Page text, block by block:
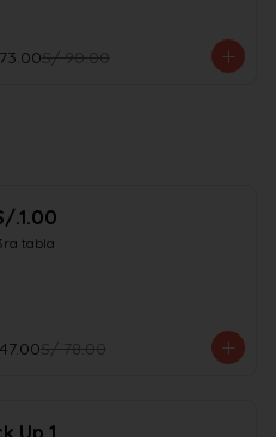
S/ 90.00
.1.00
tabla
S/ 78.00
Up 1